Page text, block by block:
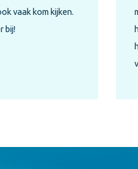
Passend op
hun naar boven en